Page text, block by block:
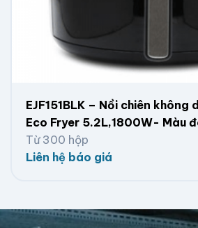
EJF151BLK – Nồi chiên không
Eco Fryer 5.2L,1800W- Màu
Từ 300 hộp
Liên hệ báo giá